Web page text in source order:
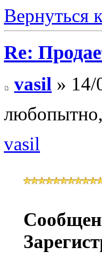
Вернуться
Re:
vasil » 14/
vasil